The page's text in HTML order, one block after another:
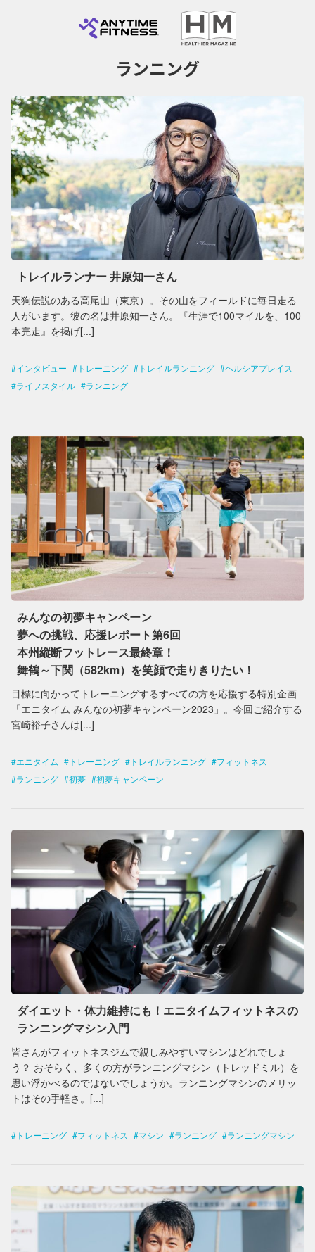
ランニング
トレイルランナー 井原知一さん
天狗伝説のある高尾山（東京）。その山をフィールドに毎日走る
人がいます。彼の名は井原知一さん。『生涯で100マイルを、100
本完走』を掲げ[...]
インタビュー トレーニング トレイルランニング
ヘルシアプレイス
ライフスタイル
ランニング
みんなの初夢キャンペーン
夢への挑戦、応援レポート第6回
本州縦断フットレース最終章！
舞鶴～下関（582km）を笑顔で走りきりたい！
目標に向かってトレーニングするすべての方を応援する特別企画
「エニタイム みんなの初夢キャンペーン2023」。今回ご紹介する
宮崎裕子さんは[...]
エニタイム トレーニング トレイルランニング
フィットネス
ランニング
初夢 初夢キャンペーン
ダイエット・体力維持にも！エニタイムフィットネスの
ランニングマシン入門
皆さんがフィットネスジムで親しみやすいマシンはどれでしょ
う？ おそらく、多くの方がランニングマシン（トレッドミル）を
思い浮かべるのではないでしょうか。ランニングマシンのメリッ
トはその手軽さ。[...]
トレーニング フィットネス マシン ランニング ランニングマシン